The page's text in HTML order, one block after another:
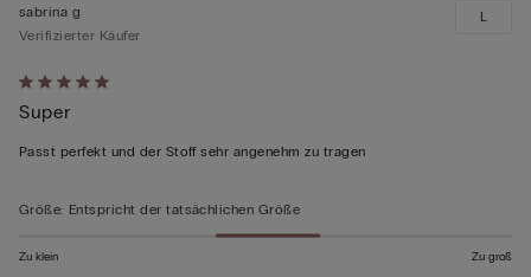
Mit
5
von
bewertet
sabrina g
Verifizierter Käufer
Super
Passt perfekt und der Stoff sehr angenehm zu tragen
L
Größe: Entspricht der tatsächlichen Größe
Zu klein Zu groß